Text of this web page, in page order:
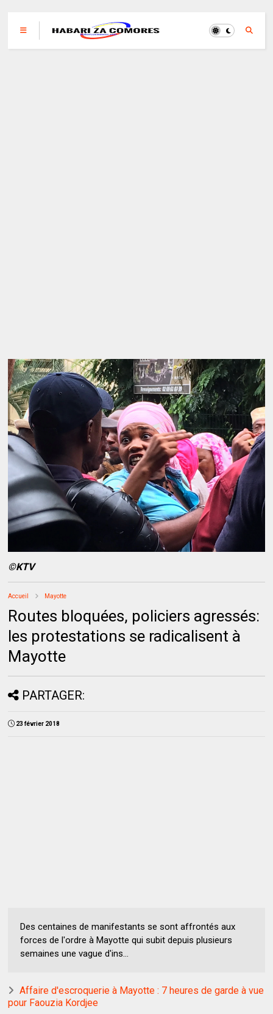
©KTV
Accueil Mayotte
Routes bloquées, policiers agressés:
les protestations se radicalisent à
Mayotte
PARTAGER:
23 février 2018
Des centaines de manifestants se sont affrontés aux
forces de l'ordre à Mayotte qui subit depuis plusieurs
semaines une vague d'ins...
Affaire d'escroquerie à Mayotte : 7 heures de garde à vue
pour Faouzia Kordjee